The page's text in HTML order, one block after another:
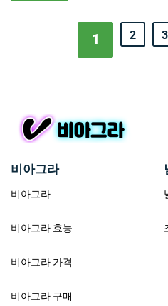
1 2 3
비아그라
비아그라
비아그라 효능
비아그라 가격
비아그라 구매